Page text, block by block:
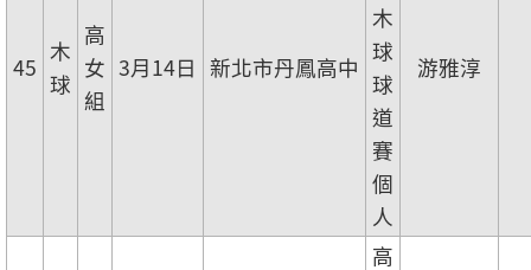
45
木
球
高
女
組
3月14日 新北市丹鳳高中
木
球
球
道
賽
個
人
游雅淳
高